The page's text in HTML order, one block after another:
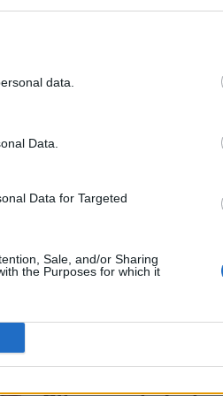
data.
Data.
Data for Targeted
Sale, and/or Sharing
the Purposes for which it
al museo della
circolare con delle
Nella prova gli
far muovere la
possono provare la bici